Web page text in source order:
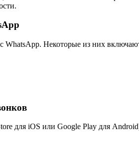
WhatsApp. Некоторые из них
для iOS или Google Play для